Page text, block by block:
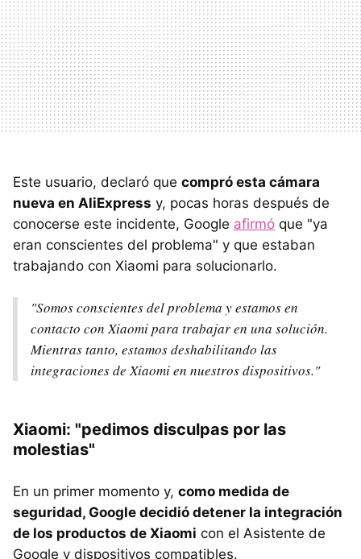
Este usuario, declaró que compró esta cámara
nueva en AliExpress y, pocas horas después de
conocerse este incidente, Google afirmó que "ya
eran conscientes del problema" y que estaban
trabajando con Xiaomi para solucionarlo.
"Somos conscientes del problema y estamos en
contacto con Xiaomi para trabajar en una solución.
Mientras tanto, estamos deshabilitando las
integraciones de Xiaomi en nuestros dispositivos."
Xiaomi: "pedimos disculpas por las
molestias"
En un primer momento y, como medida de
seguridad, Google decidió detener la integración
de los productos de Xiaomi con el Asistente de
Google y dispositivos compatibles.